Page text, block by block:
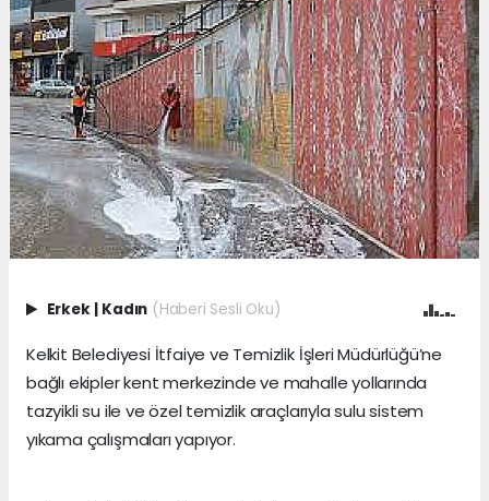
Erkek | Kadın (Haberi Sesli Oku)
Kelkit Belediyesi İtfaiye ve Temizlik İşleri Müdürlüğü’ne
bağlı ekipler kent merkezinde ve mahalle yollarında
tazyikli su ile ve özel temizlik araçlarıyla sulu sistem
yıkama çalışmaları yapıyor.